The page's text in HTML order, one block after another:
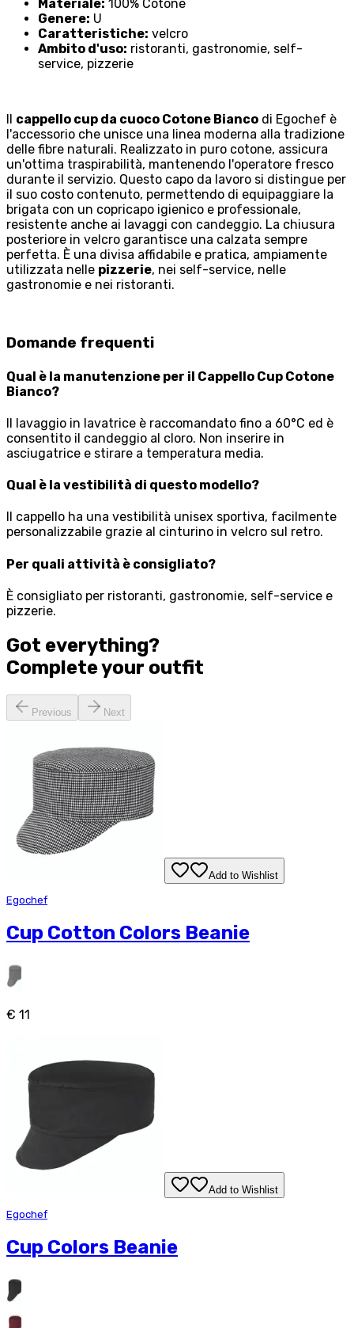
Materiale: 100% Cotone
Genere: U
Caratteristiche: velcro
Ambito d'uso: ristoranti, gastronomie, self-
service, pizzerie
Il cappello cup da cuoco Cotone Bianco di Egochef è
l'accessorio che unisce una linea moderna alla tradizione
delle fibre naturali. Realizzato in puro cotone, assicura
un'ottima traspirabilità, mantenendo l'operatore fresco
durante il servizio. Questo capo da lavoro si distingue per
il suo costo contenuto, permettendo di equipaggiare la
brigata con un copricapo igienico e professionale,
resistente anche ai lavaggi con candeggio. La chiusura
posteriore in velcro garantisce una calzata sempre
perfetta. È una divisa affidabile e pratica, ampiamente
utilizzata nelle pizzerie, nei self-service, nelle
gastronomie e nei ristoranti.
Domande frequenti
Qual è la manutenzione per il Cappello Cup Cotone
Bianco?
Il lavaggio in lavatrice è raccomandato fino a 60°C ed è
consentito il candeggio al cloro. Non inserire in
asciugatrice e stirare a temperatura media.
Qual è la vestibilità di questo modello?
Il cappello ha una vestibilità unisex sportiva, facilmente
personalizzabile grazie al cinturino in velcro sul retro.
Per quali attività è consigliato?
È consigliato per ristoranti, gastronomie, self-service e
pizzerie.
Got everything?
Complete your outfit
Previous Next
Add to Wishlist
Egochef
Cup Cotton Colors Beanie
€ 11
Add to Wishlist
Egochef
Cup Colors Beanie